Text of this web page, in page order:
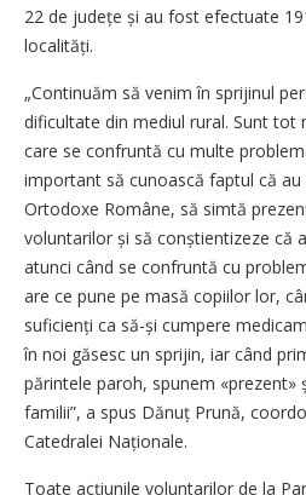
22 de județe și au fost efectuate
localități.
„Continuăm să venim în sprijinul
dificultate din mediul rural. Sunt tot
care se confruntă cu multe
important să cunoască faptul că au
Ortodoxe Române, să simtă
voluntarilor și să conștientizeze că
atunci când se confruntă cu
are ce pune pe masă copiilor lor,
suficienți ca să-și cumpere
în noi găsesc un sprijin, iar când
părintele paroh, spunem «prezent»
familii”, a spus Dănuț Prună,
Catedralei Naționale.
Toate acțiunile voluntarilor de la